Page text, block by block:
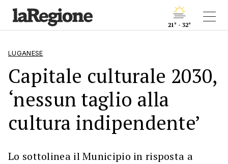
21° - 32°
LUGANESE
Capitale culturale 2030,
‘nessun taglio alla
cultura indipendente’
Lo sottolinea il Municipio in risposta a